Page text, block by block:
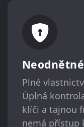
Neodnětné
Plné
Úplná
klíči a tajnou
nemá přístup